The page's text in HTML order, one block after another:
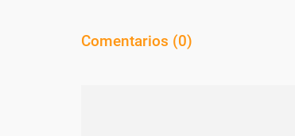
Comentarios (0)